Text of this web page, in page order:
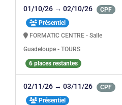
01/10/26 → 02/10/26
CPF
Présentiel
FORMATIC CENTRE - Salle
Guadeloupe - TOURS
6 places restantes
02/11/26 → 03/11/26
CPF
Présentiel